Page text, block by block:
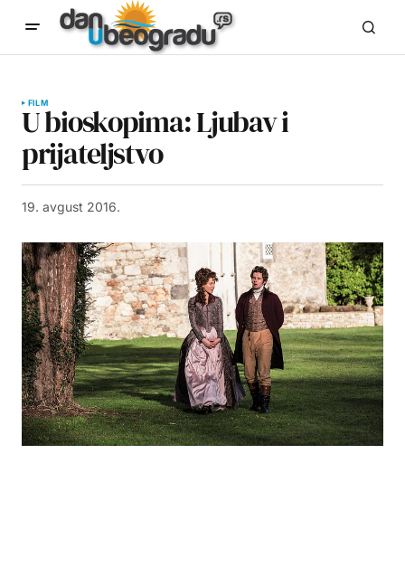
FILM
U bioskopima: Ljubav i
prijateljstvo
19. avgust 2016.